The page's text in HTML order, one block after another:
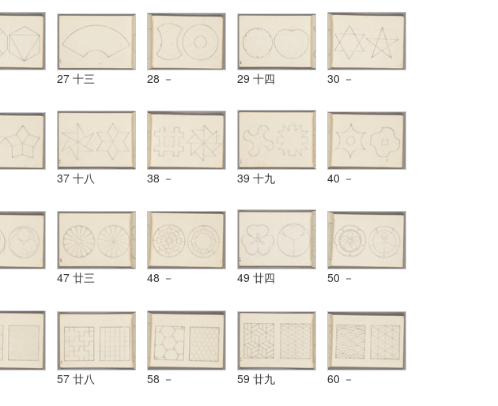
27 十三 28 － 29 十四 30 －
37 十八 38 － 39 十九 40 －
47 廿三 48 － 49 廿四 50 －
57 廿八 58 － 59 廿九 60 －